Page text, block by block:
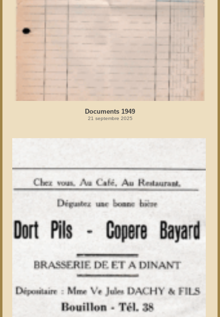
Documents 1949
21 septembre 2025